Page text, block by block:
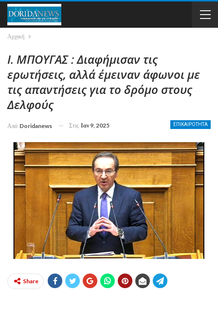
Αρχική
Ι. ΜΠΟΥΓΑΣ : Διαφήμισαν τις
ερωτήσεις, αλλά έμειναν άφωνοι με
τις απαντήσεις για το δρόμο στους
Δελφούς
ΕΠΙΚΑΙΡΟΤΗΤΑ
Από Doridanews Στις Ιαν 9, 2025
Share